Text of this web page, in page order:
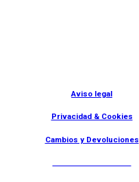
Aviso legal
Privacidad & Cookies
Cambios y Devoluciones